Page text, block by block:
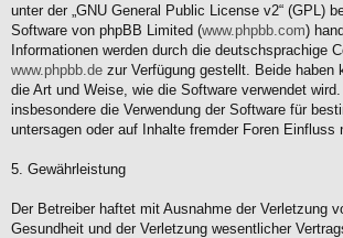
unter der „GNU General Public License v2“ (GPL)
Software von phpBB Limited (www.phpbb.com)
Informationen werden durch die deutschsprachige
www.phpbb.de zur Verfügung gestellt. Beide haben
die Art und Weise, wie die Software verwendet
insbesondere die Verwendung der Software für
untersagen oder auf Inhalte fremder Foren Einfluss
5. Gewährleistung
Der Betreiber haftet mit Ausnahme der Verletzung
Gesundheit und der Verletzung wesentlicher